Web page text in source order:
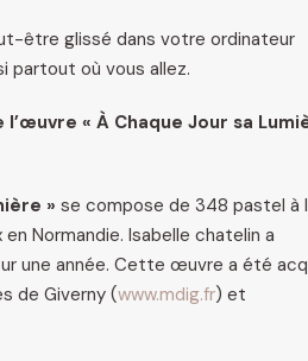
être glissé dans votre ordinateur
partout où vous allez.
« À Chaque Jour sa
» se compose de 348 pastel à
Normandie. Isabelle chatelin a
une année. Cette œuvre a été
de Giverny (www.mdig.fr) et